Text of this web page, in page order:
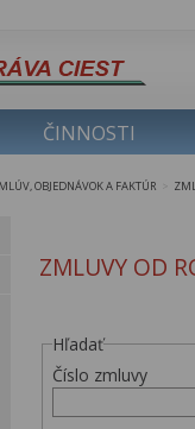
ČINNOSTI
OBJEDNÁVOK A FAKTÚR
ZMLUVY OD
Hľadať
Číslo zmluvy